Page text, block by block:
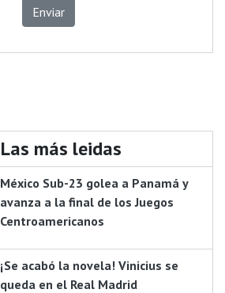
Enviar
Las más leidas
México Sub-23 golea a Panamá y
avanza a la final de los Juegos
Centroamericanos
¡Se acabó la novela! Vinicius se
queda en el Real Madrid